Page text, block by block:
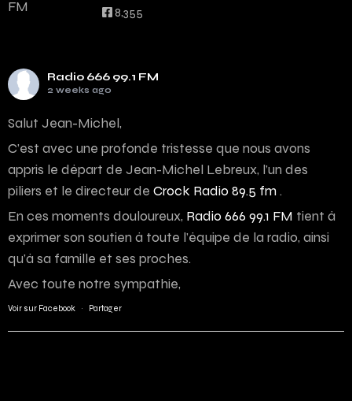
8,355
Radio 666 99.1 FM
2 weeks ago
Salut Jean-Michel,
C’est avec une profonde tristesse que nous avons
appris le départ de Jean-Michel Lebreux, l’un des
piliers et le directeur de Crock Radio 89.5 fm.
En ces moments douloureux, Radio 666 99.1 FM tient à
exprimer son soutien à toute l’équipe de la radio, ainsi
qu’à sa famille et ses proches.
Avec toute notre sympathie,
Voir sur Facebook · Partager